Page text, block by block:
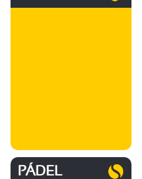
PÁDEL